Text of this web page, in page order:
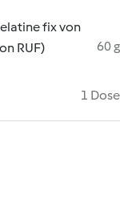
fix von
RUF)
60 g
1 Dose